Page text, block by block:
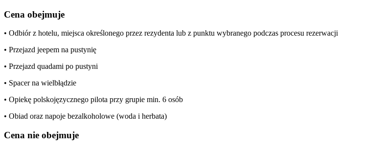
Cena obejmuje
• Odbiór z hotelu, miejsca określonego przez rezydenta lub z punktu wybranego podczas procesu rezerwacji
• Przejazd jeepem na pustynię
• Przejazd quadami po pustyni
• Spacer na wielbłądzie
• Opiekę polskojęzycznego pilota przy grupie min. 6 osób
• Obiad oraz napoje bezalkoholowe (woda i herbata)
Cena nie obejmuje